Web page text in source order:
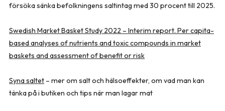
försöka sänka befolkningens saltintag med 30 procent till 2025.
Swedish Market Basket Study 2022 – Interim report. Per capita-
based analyses of nutrients and toxic compounds in market
baskets and assessment of benefit or risk
Syna saltet – mer om salt och hälsoeffekter, om vad man kan
tänka på i butiken och tips när man lagar mat